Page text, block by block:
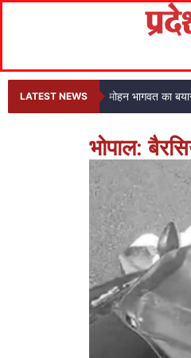
LATEST NEWS मोहन भागवत का
भोपाल: